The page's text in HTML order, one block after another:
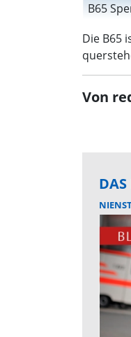
B65
Die B65
Von
DAS